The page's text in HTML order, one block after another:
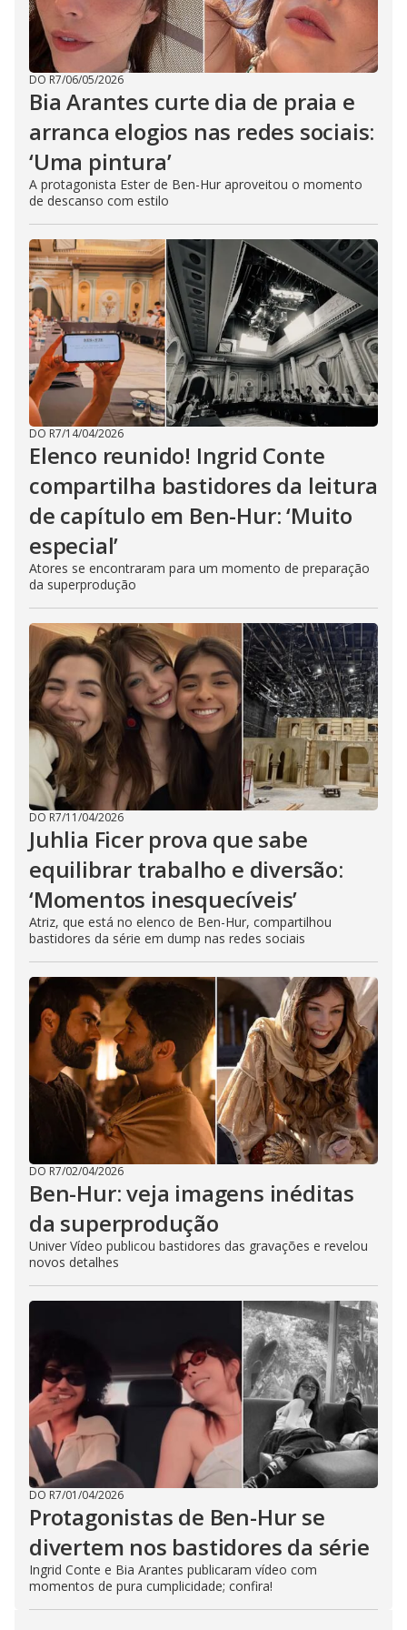
DO R7/06/05/2026
Bia Arantes curte dia de praia e
arranca elogios nas redes sociais:
‘Uma pintura’
A protagonista Ester de Ben-Hur aproveitou o momento
de descanso com estilo
DO R7/14/04/2026
Elenco reunido! Ingrid Conte
compartilha bastidores da leitura
de capítulo em Ben-Hur: ‘Muito
especial’
Atores se encontraram para um momento de preparação
da superprodução
DO R7/11/04/2026
Juhlia Ficer prova que sabe
equilibrar trabalho e diversão:
‘Momentos inesquecíveis’
Atriz, que está no elenco de Ben-Hur, compartilhou
bastidores da série em dump nas redes sociais
DO R7/02/04/2026
Ben-Hur: veja imagens inéditas
da superprodução
Univer Vídeo publicou bastidores das gravações e revelou
novos detalhes
DO R7/01/04/2026
Protagonistas de Ben-Hur se
divertem nos bastidores da série
Ingrid Conte e Bia Arantes publicaram vídeo com
momentos de pura cumplicidade; confira!